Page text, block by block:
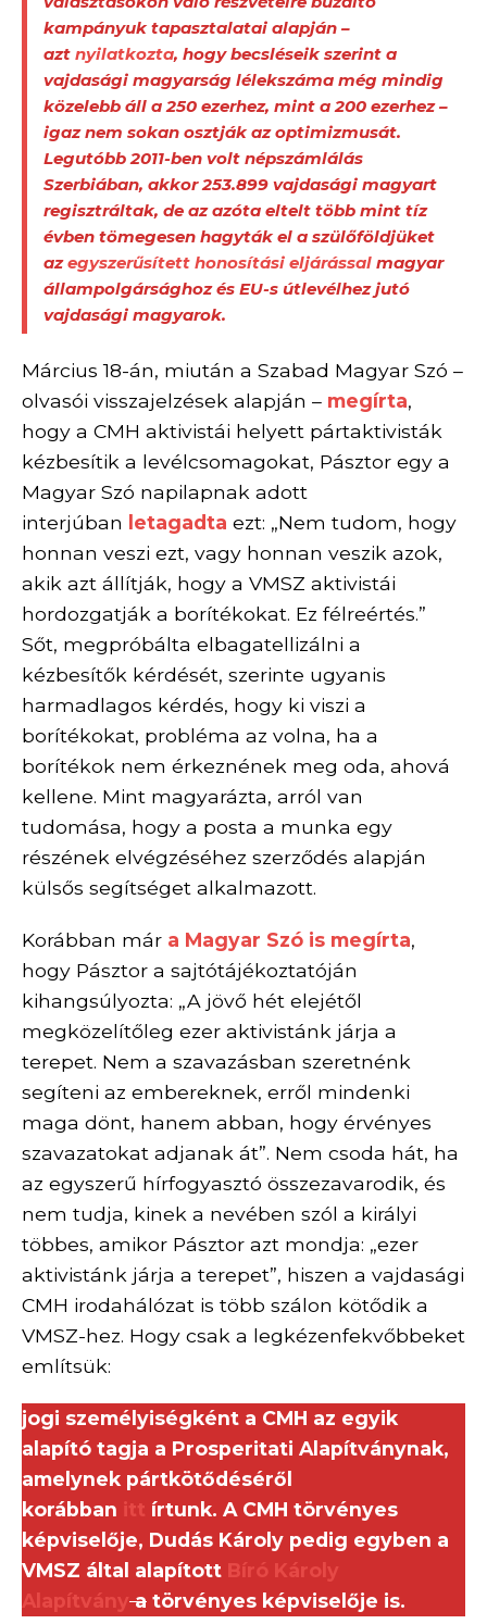
kampányuk tapasztalatai alapján –
azt nyilatkozta, hogy becsléseik szerint a
vajdasági magyarság lélekszáma még mindig
közelebb áll a 250 ezerhez, mint a 200 ezerhez –
igaz nem sokan osztják az optimizmusát.
Legutóbb 2011-ben volt népszámlálás
Szerbiában, akkor 253.899 vajdasági magyart
regisztráltak, de az azóta eltelt több mint tíz
évben tömegesen hagyták el a szülőföldjüket
azegyszerűsített honosítási eljárással magyar
állampolgársághoz és EU-s útlevélhez jutó
vajdasági magyarok.
Március 18-án, miután a Szabad Magyar Szó –
olvasói visszajelzések alapján – megírta,
hogy a CMH aktivistái helyett pártaktivisták
kézbesítik a levélcsomagokat, Pásztor egy a
Magyar Szó napilapnak adott
interjúban letagadta ezt: „Nem tudom, hogy
honnan veszi ezt, vagy honnan veszik azok,
akik azt állítják, hogy a VMSZ aktivistái
hordozgatják a borítékokat. Ez félreértés.”
Sőt, megpróbálta elbagatellizálni a
kézbesítők kérdését, szerinte ugyanis
harmadlagos kérdés, hogy ki viszi a
borítékokat, probléma az volna, ha a
borítékok nem érkeznének meg oda, ahová
kellene. Mint magyarázta, arról van
tudomása, hogy a posta a munka egy
részének elvégzéséhez szerződés alapján
külsős segítséget alkalmazott.
Korábban már a Magyar Szó is megírta,
hogy Pásztor a sajtótájékoztatóján
kihangsúlyozta: „A jövő hét elejétől
megközelítőleg ezer aktivistánk járja a
terepet. Nem a szavazásban szeretnénk
segíteni az embereknek, erről mindenki
maga dönt, hanem abban, hogy érvényes
szavazatokat adjanak át”. Nem csoda hát, ha
az egyszerű hírfogyasztó összezavarodik, és
nem tudja, kinek a nevében szól a királyi
többes, amikor Pásztor azt mondja: „ezer
aktivistánk járja a terepet”, hiszen a vajdasági
CMH irodahálózat is több szálon kötődik a
VMSZ-hez. Hogy csak a legkézenfekvőbbeket
említsük:
jogi személyiségként a CMH az egyik
alapító tagja a Prosperitati Alapítványnak,
amelynek pártkötődéséről
korábban itt írtunk. A CMH törvényes
képviselője, Dudás Károly pedig egyben a
VMSZ által alapított Bíró Károly
Alapítványa törvényes képviselője is.